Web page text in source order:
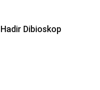
Dibioskop